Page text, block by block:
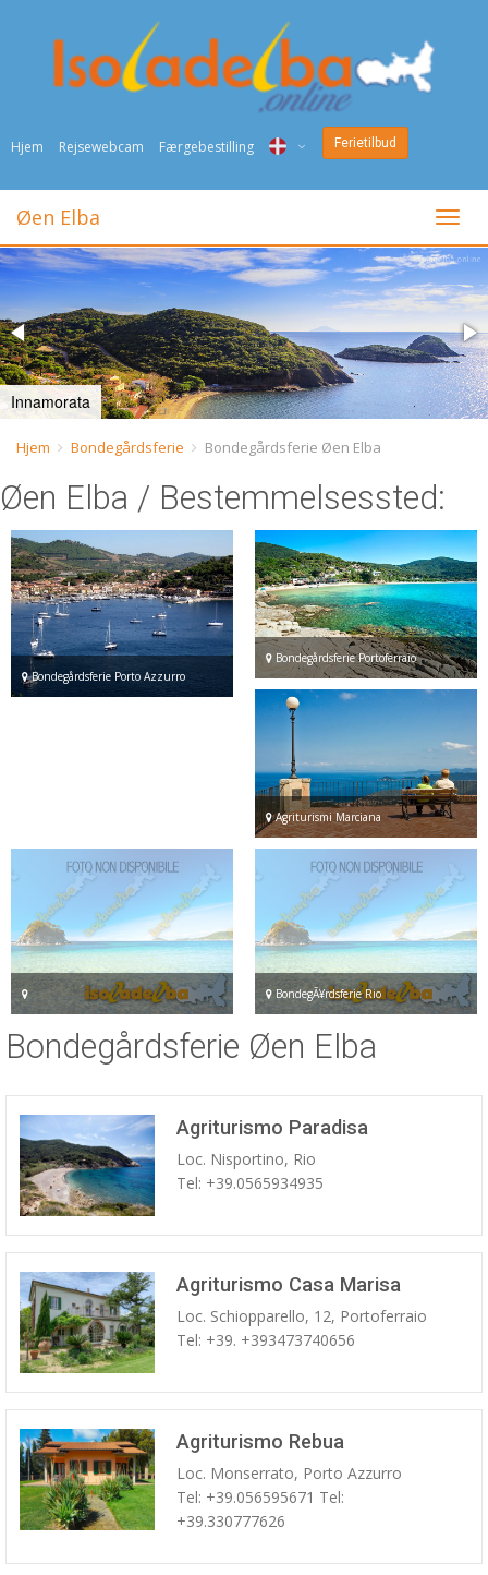
Hjem Rejsewebcam Færgebestilling
ENG
DEU
NED
FRA
SLO
Ferietilbud
Togli
Øen Elba
Innamorata
Hjem Bondegårdsferie Bondegårdsferie Øen Elba
Øen Elba / Bestemmelsessted:
Bondegårdsferie Porto Azzurro
Bondegårdsferie Portoferraio
Agriturismi Marciana
BondegÃ¥rdsferie Rio
Bondegårdsferie Øen Elba
Agriturismo Paradisa
Loc. Nisportino, Rio
Tel: +39.0565934935
Agriturismo Casa Marisa
Loc. Schiopparello, 12, Portoferraio
Tel: +39. +393473740656
Agriturismo Rebua
Loc. Monserrato, Porto Azzurro
Tel: +39.056595671 Tel:
+39.330777626